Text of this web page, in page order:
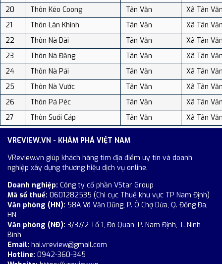
20
Thôn Kéo Coong Tân Văn
Xã Tân
21
Thôn Lân Khinh Tân Văn
Xã Tân
22
Thôn Nà Dài Tân Văn
Xã Tân
23
Thôn Nà Đăng Tân Văn
Xã Tân
24
Thôn Nà Pái Tân Văn
Xã Tân
25
Thôn Nà Vước Tân Văn
Xã Tân
26
Thôn Pá Péc Tân Văn
Xã Tân
27
Thôn Suối Cáp Tân Văn Xã Tân
VREVIEW.VN - KHÁM PHÁ VIỆT NAM
VReview.vn giúp khách hàng tìm địa điểm uy tín và doanh
nghiệp xây dựng thương hiệu dịch vụ online.
Doanh nghiệp: Công ty cổ phần VStar Group
Mã số thuế: 0601282535 (Chi cục Thuế khu vực TP Nam Định)
Văn phòng (HN): 58A Võ Văn Dũng, P. Ô Chợ Dừa, Q. Đống Đa,
HN
Văn phòng (NĐ): 3/37/2 Tổ 1, Đò Quan, P. Nam Định, T. Ninh
Bình
Email: hai.vreview@gmail.com
Hotline: 0942-360-345